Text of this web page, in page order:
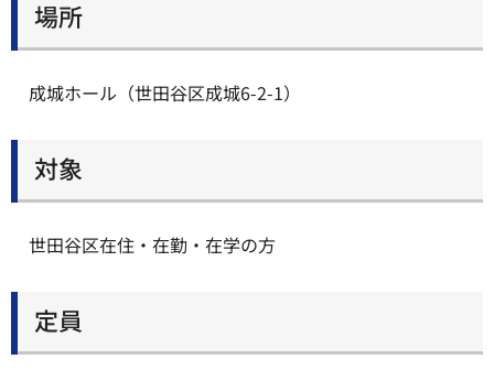
場所
成城ホール（世田谷区成城6-2-1）
対象
世田谷区在住・在勤・在学の方
定員